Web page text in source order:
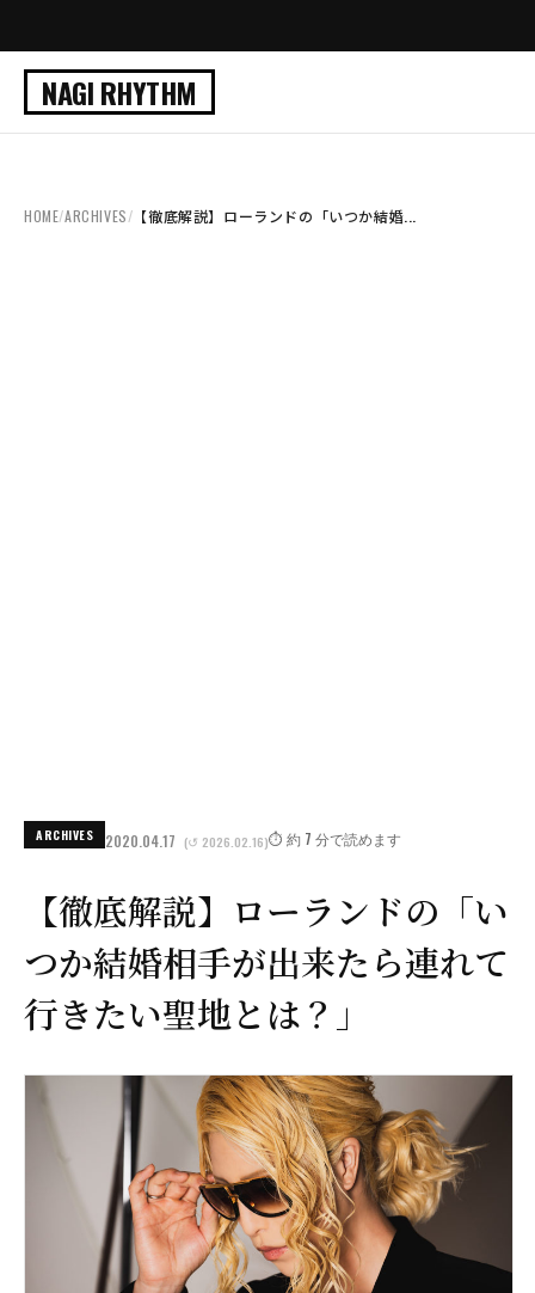
NAGI RHYTHM
HOME/ARCHIVES/ 【徹底解説】ローランドの「いつか結婚...
ARCHIVES 2020.04.17 (↺ 2026.02.16)⏱️ 約 7 分で読めます
【徹底解説】ローランドの「い
つか結婚相手が出来たら連れて
行きたい聖地とは？」